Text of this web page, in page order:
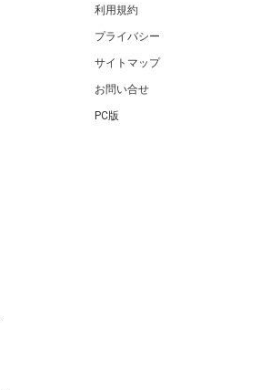
利用規約
プライバシー
サイトマップ
お問い合せ
PC版